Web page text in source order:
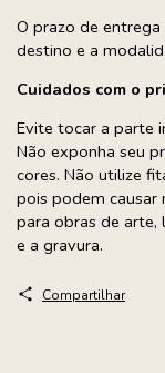
O prazo de
destino e a
Cuidados com o
Evite tocar a parte
Não exponha seu
cores. Não utilize
pois podem causar
para obras de arte,
e a gravura.
Compartilhar